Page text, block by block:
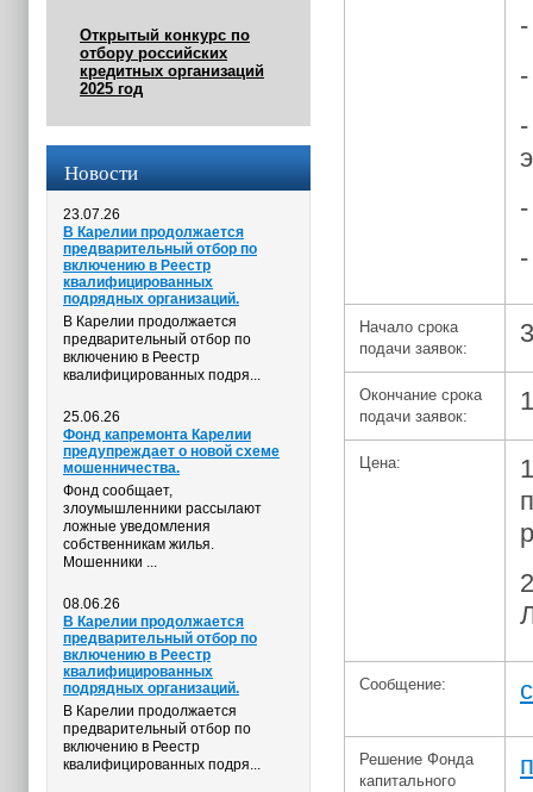
Открытый конкурс по
отбору российских
кредитных организаций
2025 год
Новости
23.07.26
В Карелии продолжается
предварительный отбор по
включению в Реестр
квалифицированных
подрядных организаций.
В Карелии продолжается
предварительный отбор по
включению в Реестр
квалифицированных подря...
25.06.26
Фонд капремонта Карелии
предупреждает о новой схеме
мошенничества.
Фонд сообщает,
злоумышленники рассылают
ложные уведомления
собственникам жилья.
Мошенники ...
08.06.26
В Карелии продолжается
предварительный отбор по
включению в Реестр
квалифицированных
подрядных организаций.
В Карелии продолжается
предварительный отбор по
включению в Реестр
квалифицированных подря...
Начало срока
подачи заявок:
Окончание срока
подачи заявок:
Цена:
Сообщение:
Решение Фонда
капитального